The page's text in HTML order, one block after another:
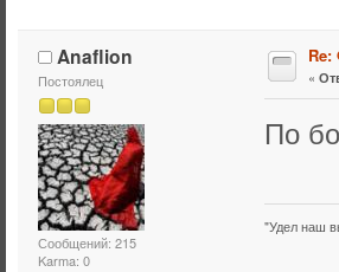
Anaflion
Постоялец
Сообщений: 215
Karma: 0
«
По
"Удел наш